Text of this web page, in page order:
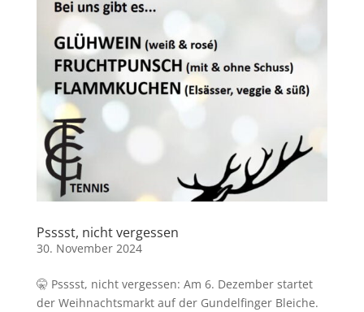
Psssst, nicht vergessen
30. November 2024
🤫 Psssst, nicht vergessen: Am 6. Dezember startet
der Weihnachtsmarkt auf der Gundelfinger Bleiche.